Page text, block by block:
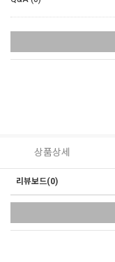
상품상세
리뷰보드(0)